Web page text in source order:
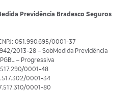
Previdência Bradesco Seguros
051.990.695/0001-37
2013-28 – SobMedida Previdência
– Progressiva
0001-48
0001-34
0001-80